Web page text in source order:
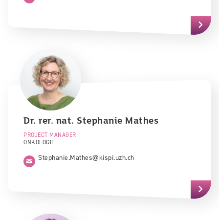
Dr. rer. nat. Stephanie Mathes
PROJECT MANAGER
ONKOLOGIE
Stephanie.Mathes@kispi.uzh.ch